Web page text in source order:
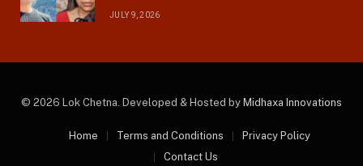
JULY 9, 2026
© 2026 Lok Chetna. Developed & Hosted by Midhaxa Innovations
Home Terms and Conditions
Privacy Policy
Contact Us